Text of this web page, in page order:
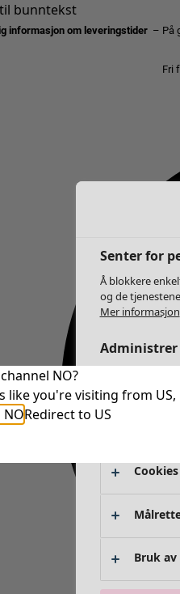
bunntekst
informasjon om leveringstider – På
Fri
NO?
like you're visiting from
NORedirect to US
Senter for
Å blokkere
og de
Mer informasjon
Helt
Bruk